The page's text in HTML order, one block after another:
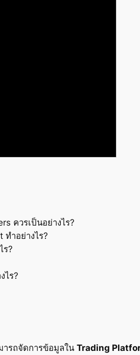
ควรเป็นอย่างไร?
ทำอย่างไร?
ร?
ไร?
ารถจัดการข้อมูลใน Trading